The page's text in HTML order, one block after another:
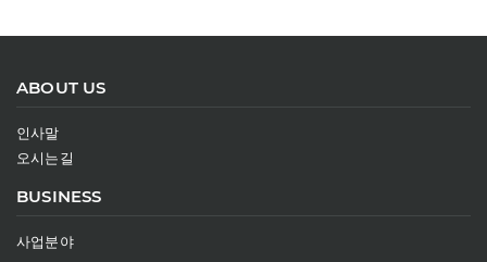
ABOUT US
인사말
오시는길
BUSINESS
사업분야